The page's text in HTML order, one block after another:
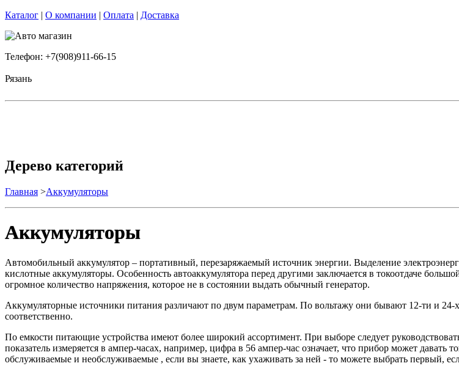
Каталог | О компании | Оплата | Доставка
Телефон: +7(908)911-66-15
Рязань
Дерево категорий
Главная >Аккумуляторы
Аккумуляторы
Автомобильный аккумулятор – портативный, перезаряжаемый источник энергии. Выделение
кислотные аккумуляторы. Особенность автоаккумулятора перед другими заключается в токоотдаче
огромное количество напряжения, которое не в состоянии выдать обычный генератор.
Аккумуляторные источники питания различают по двум параметрам. По вольтажу они бывают 12-ти и 24-
соответственно.
По емкости питающие устройства имеют более широкий ассортимент. При выборе следует
показатель измеряется в ампер-часах, например, цифра в 56 ампер-час означает, что прибор может
обслуживаемые и необслуживаемые , если вы знаете, как ухаживать за ней - то можете выбрать первый,